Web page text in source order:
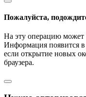
Пожалуйста,
На эту операцию может
Информация появится
если открытие новых
браузера.